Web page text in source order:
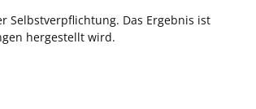
Selbstverpflichtung. Das Ergebnis ist
hergestellt wird.